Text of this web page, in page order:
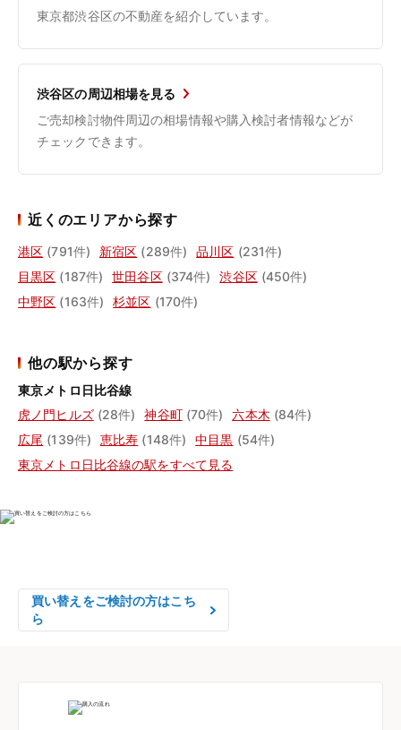
東京都渋谷区の不動産を紹介しています。
渋谷区の周辺相場を見る
ご売却検討物件周辺の相場情報や購入検討者情報などが
チェックできます。
近くのエリアから探す
港区 (791件) 新宿区 (289件) 品川区 (231件)
目黒区 (187件) 世田谷区 (374件) 渋谷区 (450件)
中野区 (163件) 杉並区 (170件)
他の駅から探す
東京メトロ日比谷線
虎ノ門ヒルズ (28件) 神谷町 (70件) 六本木 (84件)
広尾 (139件) 恵比寿 (148件) 中目黒 (54件)
東京メトロ日比谷線の駅をすべて見る
買い替えをご検討の方はこち
ら